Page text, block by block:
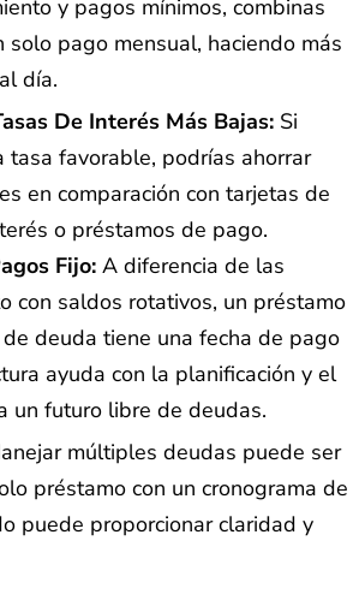
y pagos mínimos, combinas
solo pago mensual, haciendo más
día.
De Interés Más Bajas: Si
tasa favorable, podrías ahorrar
en comparación con tarjetas de
o préstamos de pago.
Fijo: A diferencia de las
con saldos rotativos, un préstamo
deuda tiene una fecha de pago
ayuda con la planificación y el
un futuro libre de deudas.
múltiples deudas puede ser
préstamo con un cronograma de
puede proporcionar claridad y